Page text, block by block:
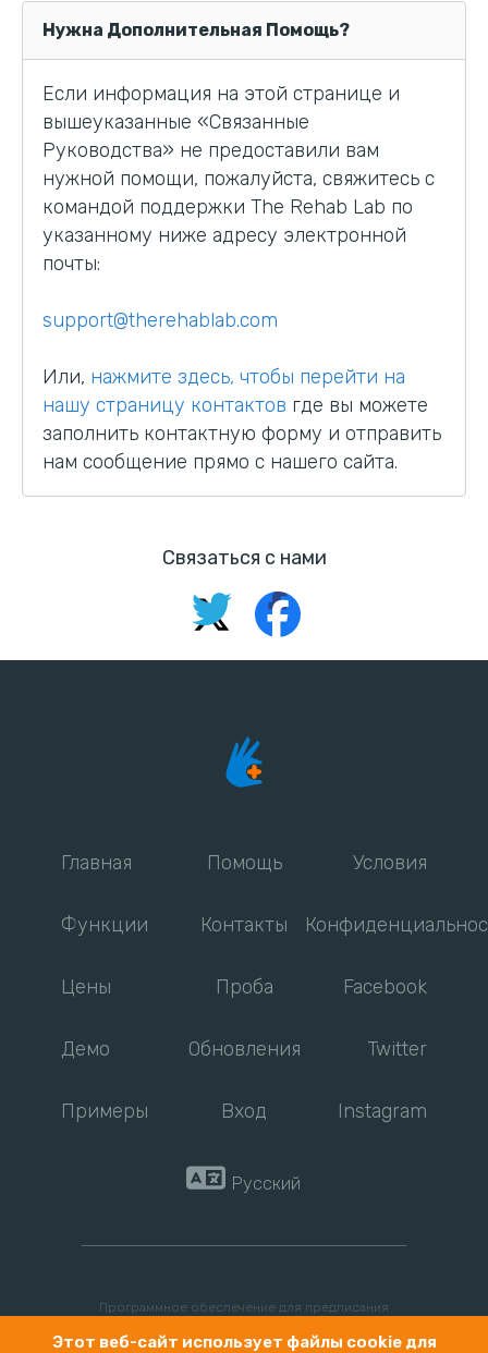
Нужна Дополнительная Помощь?
Если информация на этой странице и
вышеуказанные «Связанные
Руководства» не предоставили вам
нужной помощи, пожалуйста, свяжитесь с
командой поддержки The Rehab Lab по
указанному ниже адресу электронной
почты:
support@therehablab.com
Или, нажмите здесь, чтобы перейти на
нашу страницу контактов где вы можете
заполнить контактную форму и отправить
нам сообщение прямо с нашего сайта.
Связаться с нами
Главная
Функции
Цены
Демо
Примеры
Помощь
Контакты
Проба
Обновления
Вход
Условия
Facebook
Twitter
Instagram
Русский
Программное обеспечение для предписания
упражнений The Rehab Lab
Этот веб-сайт использует файлы cookie для